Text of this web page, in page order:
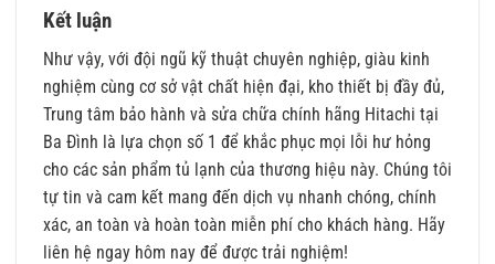
Kết luận
Như vậy, với đội ngũ kỹ thuật chuyên nghiệp, giàu kinh
nghiệm cùng cơ sở vật chất hiện đại, kho thiết bị đầy đủ,
Trung tâm bảo hành và sửa chữa chính hãng Hitachi tại
Ba Đình là lựa chọn số 1 để khắc phục mọi lỗi hư hỏng
cho các sản phẩm tủ lạnh của thương hiệu này. Chúng tôi
tự tin và cam kết mang đến dịch vụ nhanh chóng, chính
xác, an toàn và hoàn toàn miễn phí cho khách hàng. Hãy
liên hệ ngay hôm nay để được trải nghiệm!